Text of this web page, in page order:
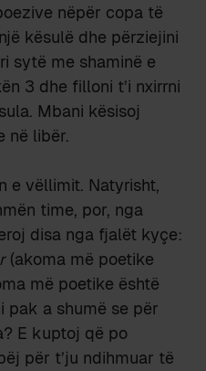
nëpër copa të
kësulë dhe përziejini
sytë me shaminë e
3 dhe filloni t’i nxirrni
Mbani kësisoj
në libër.
e vëllimit. Natyrisht,
time, por, nga
disa nga fjalët kyçe:
(akoma më poetike
më poetike është
pak a shumë se për
E kuptoj që po
për t’ju ndihmuar të